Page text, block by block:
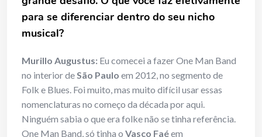
para se diferenciar dentro do seu nicho
musical?
Murillo Augustus: Eu comecei a fazer One Man Band
no interior deSão Paulo em 2012, no segmento de
Folk e Blues. Foi muito, mas muito difícil usar essas
nomenclaturas no começo da década por aqui.
Ninguém sabia o que era folke não se tinha referência.
One Man Band, só tinha o Vasco Faéem